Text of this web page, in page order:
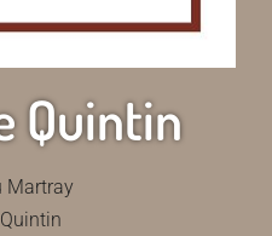
Quintin
Martray